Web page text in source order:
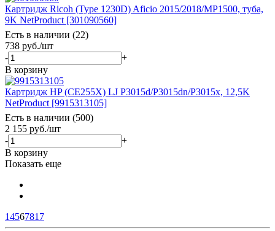
Картридж Ricoh (Type 1230D) Aficio 2015/2018/MP1500, туба,
9K NetProduct [301090560]
Есть в наличии (22)
738 руб./шт
-
+
В корзину
Картридж HP (CE255X) LJ P3015d/P3015dn/P3015x, 12,5K
NetProduct [9915313105]
Есть в наличии (500)
2 155 руб./шт
-
+
В корзину
Показать еще
14567817